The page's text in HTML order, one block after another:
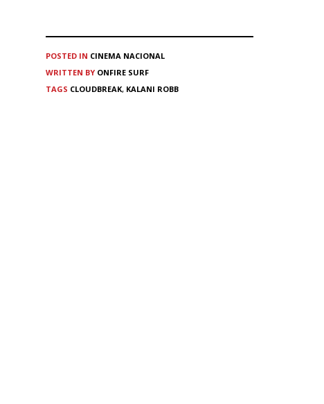
POSTED IN CINEMA NACIONAL
WRITTEN BY ONFIRE SURF
TAGS CLOUDBREAK, KALANI ROBB